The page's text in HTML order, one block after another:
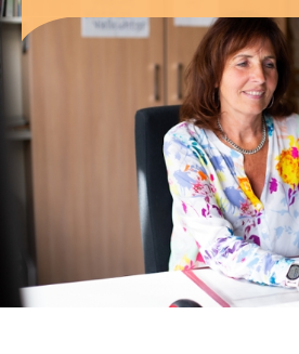
Sozialdienste & Zuweisende
Erweiterte Suche
Gebärdensprache
Leichte Sprache